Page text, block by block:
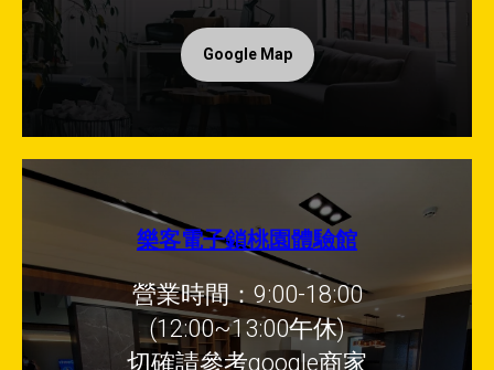
Google Map
樂客電子鎖桃園體驗館
營業時間：9:00-18:00
(12:00~13:00午休)
切確請參考google商家